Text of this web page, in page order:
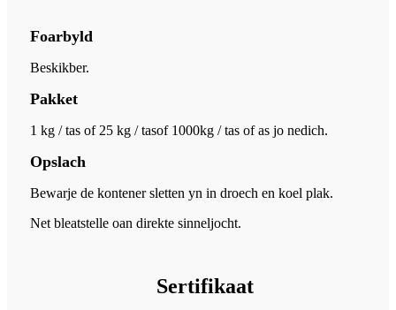
Foarbyld
Beskikber.
Pakket
1 kg / tas of 25 kg / tasof 1000kg / tas of as jo nedich.
Opslach
Bewarje de kontener sletten yn in droech en koel plak.
Net bleatstelle oan direkte sinneljocht.
Sertifikaat